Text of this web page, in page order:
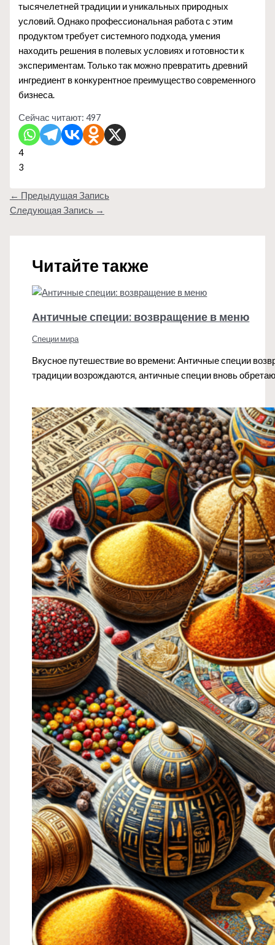
тысячелетней традиции и уникальных природных
условий. Однако профессиональная работа с этим
продуктом требует системного подхода, умения
находить решения в полевых условиях и готовности к
экспериментам. Только так можно превратить древний
ингредиент в конкурентное преимущество современного
бизнеса.
Сейчас читают: 497
4
3
← Предыдущая Запись
Следующая Запись →
Читайте также
Античные специи: возвращение в меню
Специи мира
Вкусное путешествие во времени: Античные специи
традиции возрождаются, античные специи вновь